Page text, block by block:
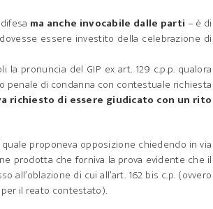
ma anche invocabile dalle parti – è di
essere investito della celebrazione di
pronuncia del GIP ex art. 129 c.p.p. qualora
di condanna con contestuale richiesta
richiesto di essere giudicato con un rito
proponeva opposizione chiedendo in via
prodotta che forniva la prova evidente che il
di cui all’art. 162 bis c.p. (ovvero
il reato contestato).